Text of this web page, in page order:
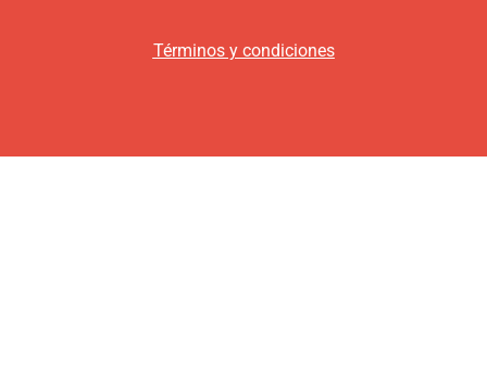
Términos y condiciones